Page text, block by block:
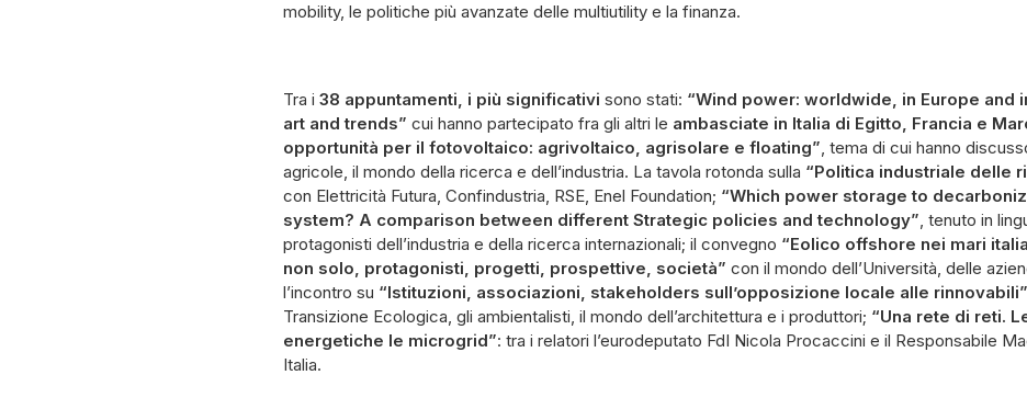
mobility, le politiche più avanzate delle multiutility e la finanza.
Tra i 38 appuntamenti, i più significativi sono stati: “Wind power: worldwide, in Europe and
art and trends” cui hanno partecipato fra gli altri le ambasciate in Italia di Egitto, Francia e
opportunità per il fotovoltaico: agrivoltaico, agrisolare e floating”, tema di cui hanno
agricole, il mondo della ricerca e dell’industria. La tavola rotonda sulla “Politica industriale delle
con Elettricità Futura, Confindustria, RSE, Enel Foundation; “Which power storage to
system? A comparison between different Strategic policies and technology”, tenuto in
protagonisti dell’industria e della ricerca internazionali; il convegno “Eolico offshore nei mari
non solo, protagonisti, progetti, prospettive, società” con il mondo dell’Università, delle
l’incontro su “Istituzioni, associazioni, stakeholders sull’opposizione locale alle rinnovabili”
Transizione Ecologica, gli ambientalisti, il mondo dell’architettura e i produttori; “Una rete di reti.
energetiche le microgrid”: tra i relatori l’eurodeputato FdI Nicola Procaccini e il Responsabile
Italia.